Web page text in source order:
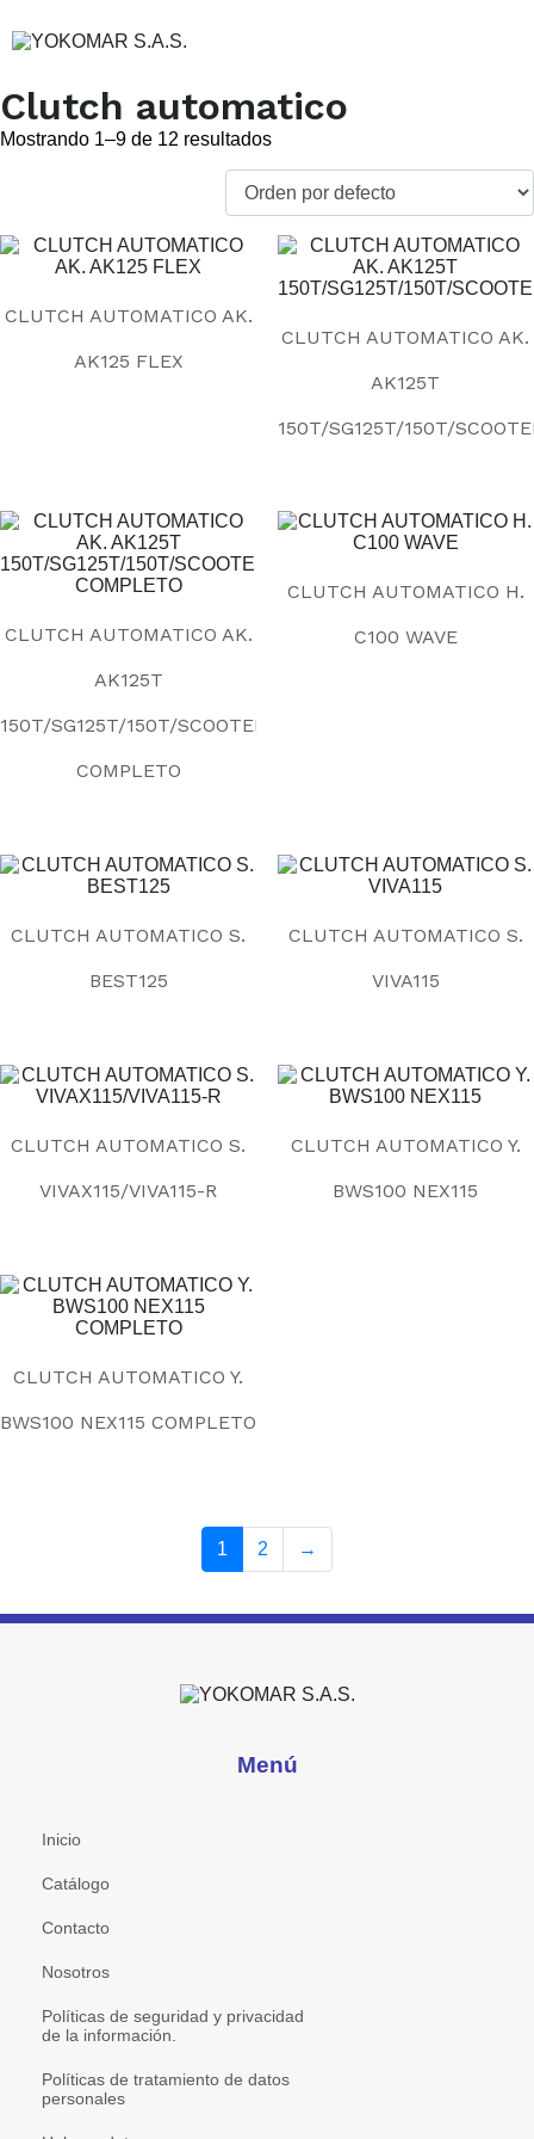
Clutch automatico
Mostrando 1–9 de 12 resultados
CLUTCH AUTOMATICO AK.
AK125 FLEX
CLUTCH AUTOMATICO AK.
AK125T
150T/SG125T/150T/
CLUTCH AUTOMATICO AK.
AK125T
150T/SG125T/150T/SCOOTER
COMPLETO
CLUTCH AUTOMATICO H.
C100 WAVE
CLUTCH AUTOMATICO S.
BEST125
CLUTCH AUTOMATICO S.
VIVA115
CLUTCH AUTOMATICO S.
VIVAX115/VIVA115-R
CLUTCH AUTOMATICO Y.
BWS100 NEX115
CLUTCH AUTOMATICO Y.
BWS100 NEX115 COMPLETO
1 2 →
Menú
Inicio
Catálogo
Contacto
Nosotros
Políticas de seguridad y privacidad
de la información.
Políticas de tratamiento de datos
personales